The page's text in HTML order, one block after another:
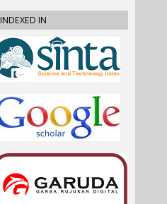
INDEXED IN